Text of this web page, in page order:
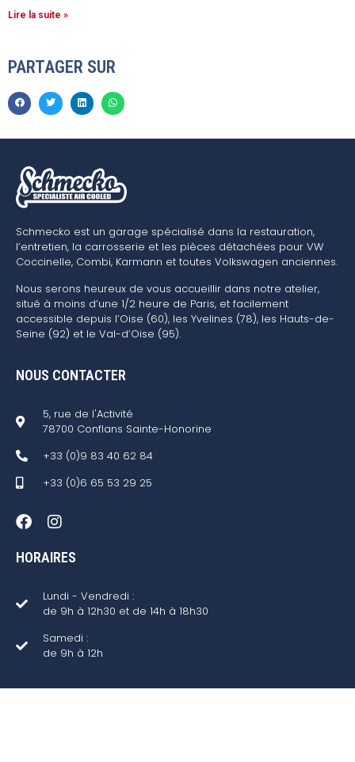
Lire la suite »
PARTAGER SUR
Schmecko est un garage spécialisé dans la restauration,
l’entretien, la carrosserie et les pièces détachées pour VW
Coccinelle, Combi, Karmann et toutes Volkswagen anciennes.
Nous serons heureux de vous accueillir dans notre atelier,
situé à moins d’une 1/2 heure de Paris, et facilement
accessible depuis l’Oise (60), les Yvelines (78), les Hauts-de-
Seine (92) et le Val-d’Oise (95).
NOUS CONTACTER
5, rue de l'Activité
78700 Conflans Sainte-Honorine
+33 (0)9 83 40 62 84
+33 (0)6 65 53 29 25
HORAIRES
Lundi - Vendredi :
de 9h à 12h30 et de 14h à 18h30
Samedi :
de 9h à 12h